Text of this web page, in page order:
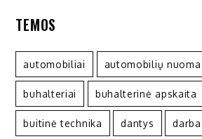
TEMOS
automobiliai automobilių nuoma
buhalteriai buhalterinė apskaita
buitinė technika dantys